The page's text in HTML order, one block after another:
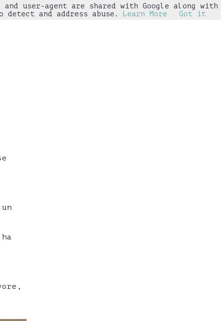
▼
user-agent are shared with Google along with
and address abuse.
Learn More Got it